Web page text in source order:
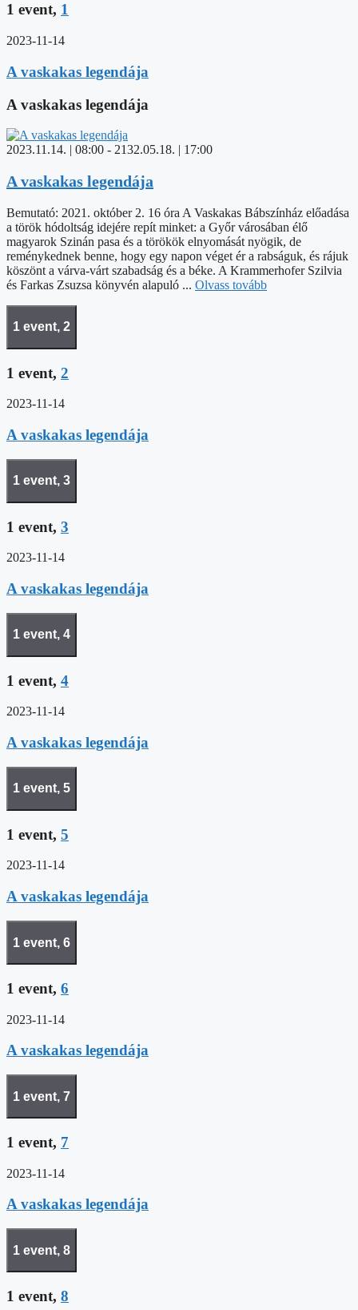
1 event, 1
2023-11-14
A vaskakas legendája
A vaskakas legendája
2023.11.14. | 08:00 - 2132.05.18. | 17:00
A vaskakas legendája
Bemutató: 2021. október 2. 16 óra A Vaskakas Bábszínház előadása
a török hódoltság idejére repít minket: a Győr városában élő
magyarok Szinán pasa és a törökök elnyomását nyögik, de
reménykednek benne, hogy egy napon véget ér a rabságuk, és rájuk
köszönt a várva-várt szabadság és a béke. A Krammerhofer Szilvia
és Farkas Zsuzsa könyvén alapuló ... Olvass tovább
1 event, 2
1 event, 2
2023-11-14
A vaskakas legendája
1 event, 3
1 event, 3
2023-11-14
A vaskakas legendája
1 event, 4
1 event, 4
2023-11-14
A vaskakas legendája
1 event, 5
1 event, 5
2023-11-14
A vaskakas legendája
1 event, 6
1 event, 6
2023-11-14
A vaskakas legendája
1 event, 7
1 event, 7
2023-11-14
A vaskakas legendája
1 event, 8
1 event, 8